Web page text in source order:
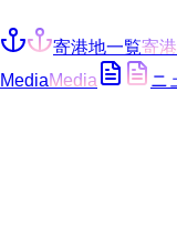
寄港地一覧寄
MediaMedia ニ